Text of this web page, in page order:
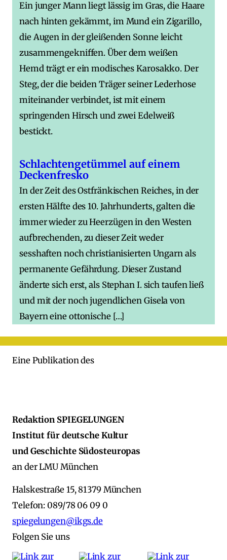
Ein junger Mann liegt lässig im Gras, die Haare
nach hinten gekämmt, im Mund ein Zigarillo,
die Augen in der gleißenden Sonne leicht
zusammengekniffen. Über dem weißen
Hemd trägt er ein modisches Karosakko. Der
Steg, der die beiden Träger seiner Lederhose
miteinander verbindet, ist mit einem
springenden Hirsch und zwei Edelweiß
bestickt.
Schlachtengetümmel auf einem
Deckenfresko
In der Zeit des Ostfränkischen Reiches, in der
ersten Hälfte des 10. Jahrhunderts, galten die
immer wieder zu Heerzügen in den Westen
aufbrechenden, zu dieser Zeit weder
sesshaften noch christianisierten Ungarn als
permanente Gefährdung. Dieser Zustand
änderte sich erst, als Stephan I. sich taufen ließ
und mit der noch jugendlichen Gisela von
Bayern eine ottonische […]
Eine Publikation des
Redaktion SPIEGELUNGEN
Institut für deutsche Kultur
und Geschichte Südosteuropas
an der LMU München
Halskestraße 15, 81379 München
Telefon: 089/78 06 09 0
spiegelungen@ikgs.de
Folgen Sie uns